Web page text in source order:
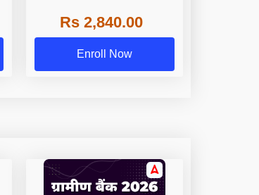
Rs 2,840.00
Enroll Now